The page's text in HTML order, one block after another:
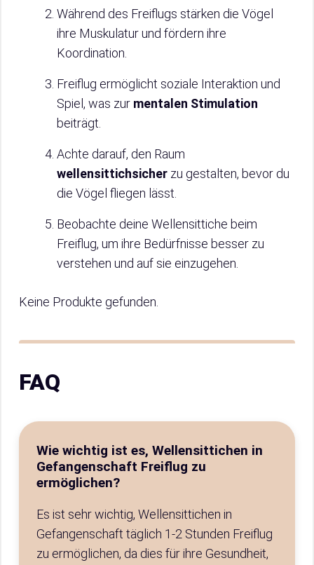
Während des Freiflugs stärken die Vögel
ihre Muskulatur und fördern ihre
Koordination.
Freiflug ermöglicht soziale Interaktion und
Spiel, was zur mentalen Stimulation
beiträgt.
Achte darauf, den Raum
wellensittichsicher zu gestalten, bevor du
die Vögel fliegen lässt.
Beobachte deine Wellensittiche beim
Freiflug, um ihre Bedürfnisse besser zu
verstehen und auf sie einzugehen.
Keine Produkte gefunden.
FAQ
Wie wichtig ist es, Wellensittichen in
Gefangenschaft Freiflug zu
ermöglichen?
Es ist sehr wichtig, Wellensittichen in
Gefangenschaft täglich 1-2 Stunden Freiflug
zu ermöglichen, da dies für ihre Gesundheit,